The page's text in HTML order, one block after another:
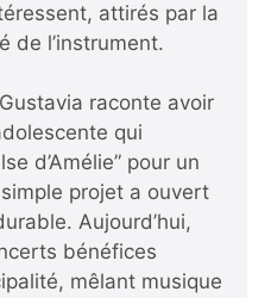
attirés par la
de l’instrument.
raconte avoir
qui
d’Amélie” pour un
projet a ouvert
Aujourd’hui,
bénéfices
mêlant musique